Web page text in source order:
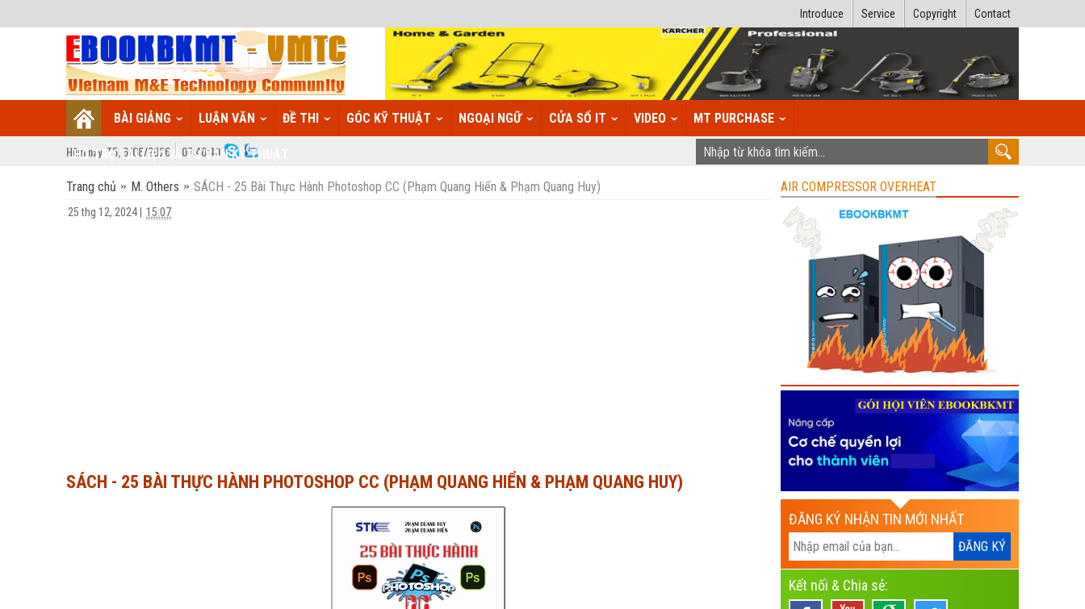
Contact
Copyright
Service
Introduce
BÀI GIẢNG LUẬN VĂN ĐỀ THI GÓC KỸ THUẬT NGOẠI NGỮ CỬA SỔ IT VIDEO MT PURCHASE
HỖ TRỢ TÀI LIỆU VÀ TƯ VẤN KỸ THUẬT
Hôm nay: T5, 6/08/2026 07:40:41
Trang chủ M. Others SÁCH - 25 Bài Thực Hành Photoshop CC (Phạm Quang Hiển & Phạm Quang Huy)
25 thg 12, 2024 15:07
SÁCH - 25 BÀI THỰC HÀNH PHOTOSHOP CC (PHẠM QUANG HIỂN & PHẠM QUANG HUY)
AIR COMPRESSOR OVERHEAT
ĐĂNG KÝ NHẬN TIN MỚI NHẤT
Kết nối & Chia sẻ: